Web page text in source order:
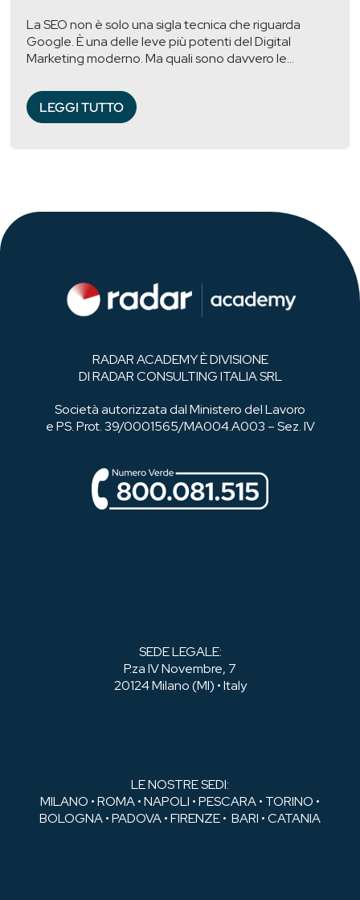
La SEO non è solo una sigla tecnica che riguarda
Google. È una delle leve più potenti del Digital
Marketing moderno. Ma quali sono davvero le...
LEGGI TUTTO
RADAR ACADEMY È DIVISIONE
DI RADAR CONSULTING ITALIA SRL
Società autorizzata dal Ministero del Lavoro
e PS. Prot. 39/0001565/MA004.A003 – Sez. IV
SEDE LEGALE:
P.za IV Novembre, 7
20124 Milano (MI) • Italy
LE NOSTRE SEDI:
MILANO • ROMA • NAPOLI • PESCARA • TORINO •
BOLOGNA • PADOVA • FIRENZE • BARI • CATANIA